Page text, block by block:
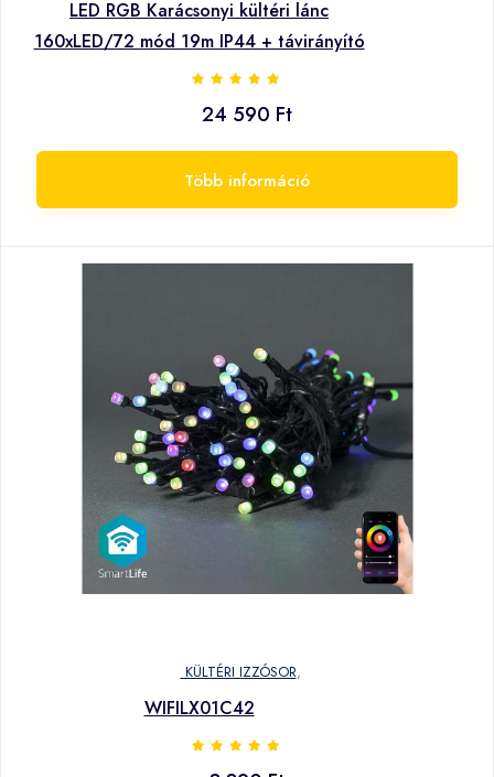
LED RGB Karácsonyi kültéri lánc
160xLED/72 mód 19m IP44 + távirányító
24 590 Ft
Több információ
KÜLTÉRI IZZÓSOR,
WIFILX01C42